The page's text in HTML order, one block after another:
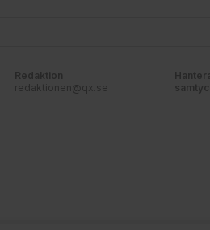
Redaktion
redaktionen@qx.se